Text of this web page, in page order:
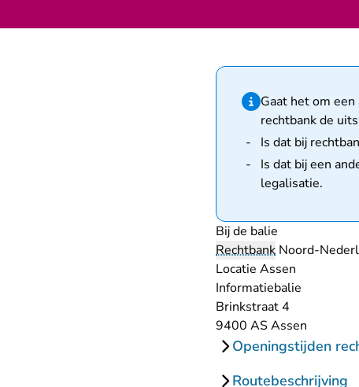
Hint van type
Gaat het om
rechtbank de
Is dat bij
Is dat bij een
legalisatie.
Bij de balie
Rechtbank Noord-
Locatie Assen
Informatiebalie
Brinkstraat 4
9400 AS Assen
Openingstijden
Routebeschrijving